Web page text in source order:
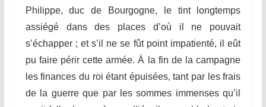
Philippe, duc de Bourgogne, le tint longtemps
assiégé dans des places d’où il ne pouvait
s’échapper ; et s’il ne se fût point impatienté, il eût
pu faire périr cette armée. À la fin de la campagne
les finances du roi étant épuisées, tant par les frais
de la guerreque par les sommes immenses qu’il